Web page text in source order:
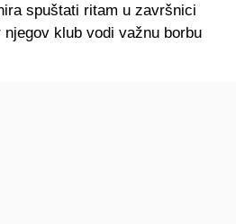
spuštati ritam u završnici
klub vodi važnu borbu